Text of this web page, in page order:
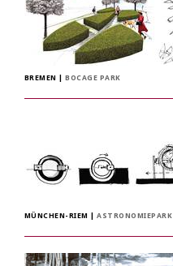
BREMEN |BOCAGE PARK
MÜNCHEN-RIEM |ASTRONOMIEPARK